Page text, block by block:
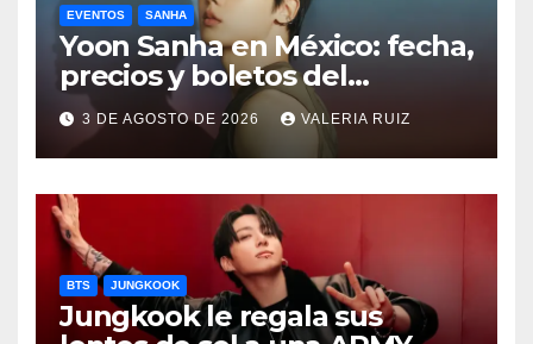
EVENTOS SANHA
Yoon Sanha en México: fecha,
precios y boletos del
FANCON
3 DE AGOSTO DE 2026 VALERIA RUIZ
BTS JUNGKOOK
Jungkook le regala sus